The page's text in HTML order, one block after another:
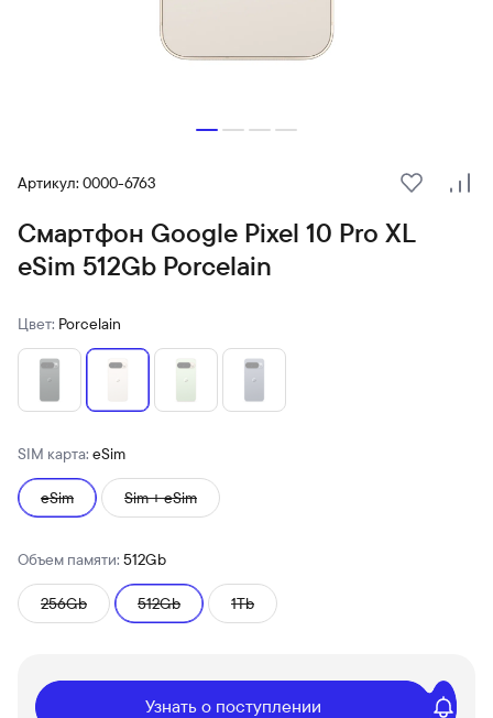
Артикул: 0000-6763
В
Смартфон Google Pixel 10 Pro XL
eSim 512Gb Porcelain
Цвет: Porcelain
SIM карта: eSim
eSim Sim + eSim
Объем памяти: 512Gb
256Gb 512Gb 1Tb
Узнать о поступлении